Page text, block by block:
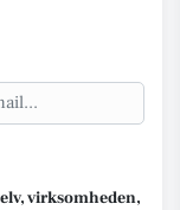
virksomheden,